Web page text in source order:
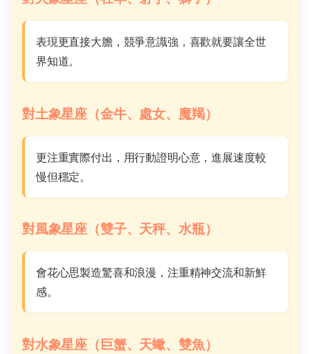
表現更直接大膽，競爭意識強，喜歡就要讓全世
界知道。
對土象星座（金牛、處女、魔羯）
更注重實際付出，用行動證明心意，進展速度較
慢但穩定。
對風象星座（雙子、天秤、水瓶）
會花心思製造驚喜和浪漫，注重精神交流和新鮮
感。
對水象星座（巨蟹、天蠍、雙魚）